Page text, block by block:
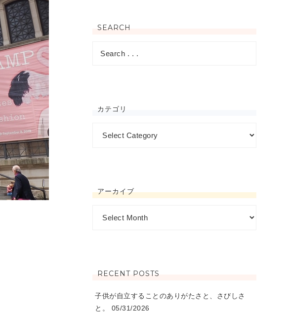
SEARCH
カテゴリ
アーカイブ
RECENT POSTS
子供が自立することのありがたさと、さびしさ
と。
05/31/2026